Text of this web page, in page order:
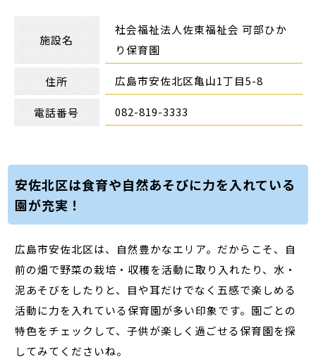
施設名
社会福祉法人佐東福祉会 可部ひか
り保育園
住所 広島市安佐北区亀山1丁目5-8
電話番号 082-819-3333
安佐北区は食育や自然あそびに力を入れている
園が充実！
広島市安佐北区は、自然豊かなエリア。だからこそ、自
前の畑で野菜の栽培・収穫を活動に取り入れたり、水・
泥あそびをしたりと、目や耳だけでなく五感で楽しめる
活動に力を入れている保育園が多い印象です。園ごとの
特色をチェックして、子供が楽しく過ごせる保育園を探
してみてくださいね。